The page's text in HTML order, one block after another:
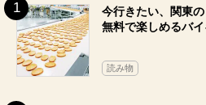
今行きたい、関東
無料で楽しめるバ
読み物